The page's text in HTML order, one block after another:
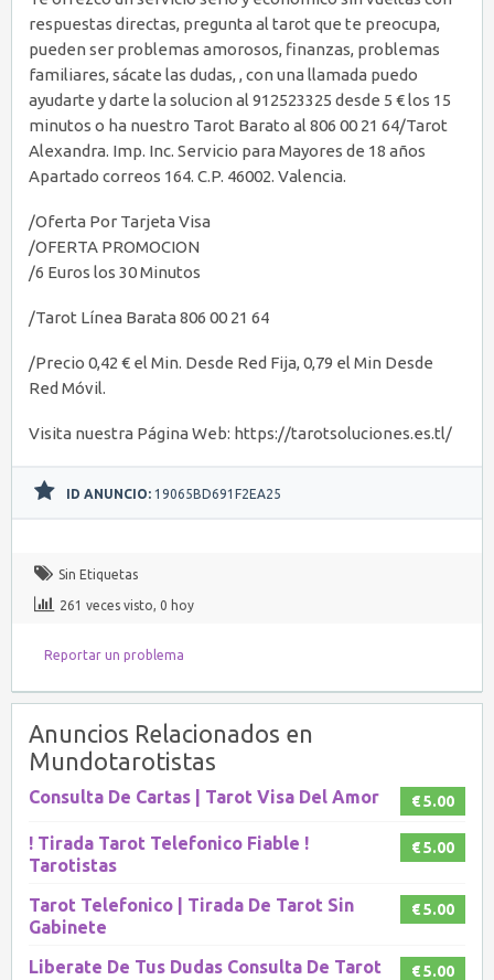
respuestas directas, pregunta al tarot que te preocupa,
pueden ser problemas amorosos, finanzas, problemas
familiares, sácate las dudas, , con una llamada puedo
ayudarte y darte la solucion al 912523325 desde 5 € los 15
minutos o ha nuestro Tarot Barato al 806 00 21 64/Tarot
Alexandra. Imp. Inc. Servicio para Mayores de 18 años
Apartado correos 164. C.P. 46002. Valencia.
/Oferta Por Tarjeta Visa
/OFERTA PROMOCION
/6 Euros los 30 Minutos
/Tarot Línea Barata 806 00 21 64
/Precio 0,42 € el Min. Desde Red Fija, 0,79 el Min Desde
Red Móvil.
Visita nuestra Página Web: https://tarotsoluciones.es.tl/
ID ANUNCIO: 19065BD691F2EA25
Sin Etiquetas
261 veces visto, 0 hoy
Reportar un problema
Anuncios Relacionados en
Mundotarotistas
€ 5.00
Consulta De Cartas | Tarot Visa Del Amor
€ 5.00
! Tirada Tarot Telefonico Fiable !
Tarotistas
€ 5.00
Tarot Telefonico | Tirada De Tarot Sin
Gabinete
€ 5.00
Liberate De Tus Dudas Consulta De Tarot